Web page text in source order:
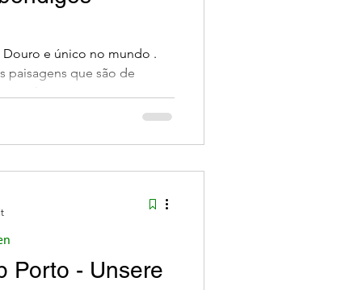
Ausflügen
von Porto Entdec
Einheimischen
Douro e único no mundo .
paisagens que são de
mágico.
locais
Porto - Unsere